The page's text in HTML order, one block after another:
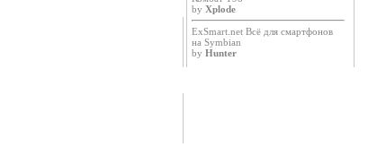
by Xplode
ExSmart.net Всё для смартфонов
на Symbian
by Hunter